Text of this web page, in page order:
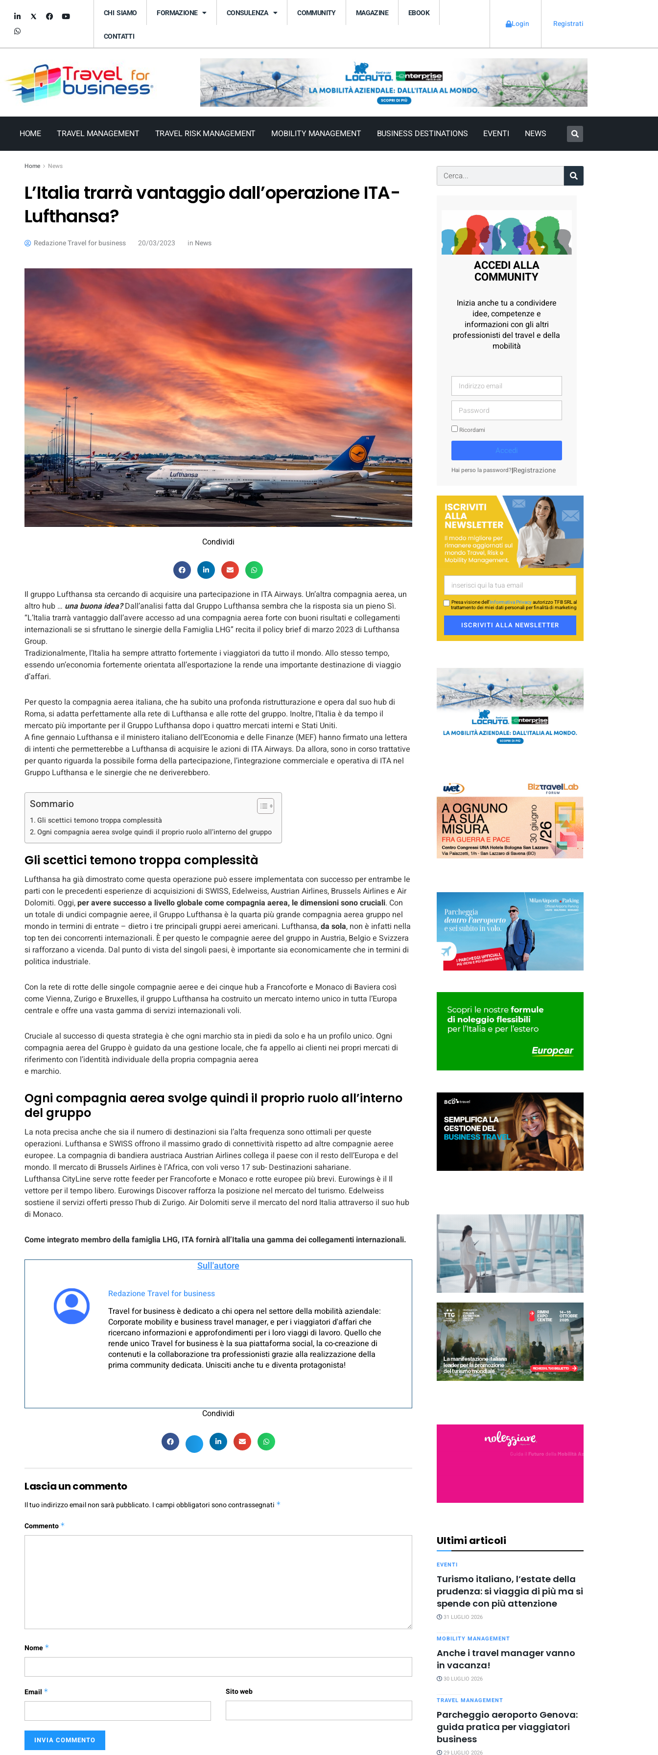
CHI SIAMO FORMAZIONE CONSULENZA COMMUNITY MAGAZINE EBOOK
CONTATTI
Login Registrati
HOME TRAVEL MANAGEMENT TRAVEL RISK MANAGEMENT MOBILITY MANAGEMENT BUSINESS DESTINATIONS EVENTI NEWS
Home News
L’Italia trarrà vantaggio dall’operazione ITA-
Lufthansa?
Redazione Travel for business 20/03/2023 in News
Condividi
Il gruppo Lufthansa sta cercando di acquisire una partecipazione in ITA Airways. Un’altra compagnia aerea, un
altro hub … una buona idea?Dall’analisi fatta dal Gruppo Lufthansa sembra che la risposta sia un pieno Sì.
“L’Italia trarrà vantaggio dall’avere accesso ad una compagnia aerea forte con buoni risultati e collegamenti
internazionali se si sfruttano le sinergie della Famiglia LHG” recita il policy brief di marzo 2023 di Lufthansa
Group.
Tradizionalmente, l’Italia ha sempre attratto fortemente i viaggiatori da tutto il mondo. Allo stesso tempo,
essendo un’economia fortemente orientata all’esportazione la rende una importante destinazione di viaggio
d’affari.
Per questo la compagnia aerea italiana, che ha subito una profonda ristrutturazione e opera dal suo hub di
Roma, si adatta perfettamente alla rete di Lufthansa e alle rotte del gruppo. Inoltre, l’Italia è da tempo il
mercato più importante per il Gruppo Lufthansa dopo i quattro mercati interni e Stati Uniti.
A fine gennaio Lufthansa e il ministero italiano dell’Economia e delle Finanze (MEF) hanno firmato una lettera
di intenti che permetterebbe a Lufthansa di acquisire le azioni di ITA Airways. Da allora, sono in corso trattative
per quanto riguarda la possibile forma della partecipazione, l’integrazione commerciale e operativa di ITA nel
Gruppo Lufthansa e le sinergie che ne deriverebbero.
Sommario
Gli scettici temono troppa complessità
Ogni compagnia aerea svolge quindi il proprio ruolo all’interno del gruppo
Gli scettici temono troppa complessità
Lufthansa ha già dimostrato come questa operazione può essere implementata con successo per entrambe le
parti con le precedenti esperienze di acquisizioni di SWISS, Edelweiss, Austrian Airlines, Brussels Airlines e Air
Dolomiti. Oggi,per avere successo a livello globale come compagnia aerea, le dimensioni sono cruciali. Con
un totale di undici compagnie aeree, il Gruppo Lufthansa è la quarta più grande compagnia aerea gruppo nel
mondo in termini di entrate – dietro i tre principali gruppi aerei americani. Lufthansa,da sola, non è infatti nella
top ten dei concorrenti internazionali. È per questo le compagnie aeree del gruppo in Austria, Belgio e Svizzera
si rafforzano a vicenda. Dal punto di vista del singoli paesi, è importante sia economicamente che in termini di
politica industriale.
Con la rete di rotte delle singole compagnie aeree e dei cinque hub a Francoforte e Monaco di Baviera così
come Vienna, Zurigo e Bruxelles, il gruppo Lufthansa ha costruito un mercato interno unico in tutta l’Europa
centrale e offre una vasta gamma di servizi internazionali voli.
Cruciale al successo di questa strategia è che ogni marchio sta in piedi da solo e ha un profilo unico. Ogni
compagnia aerea del Gruppo è guidato da una gestione locale, che fa appello ai clienti nei propri mercati di
riferimento con l’identità individuale della propria compagnia aerea
e marchio.
Ogni compagnia aerea svolge quindi il proprio ruolo all’interno
del gruppo
La nota precisa anche che sia il numero di destinazioni sia l’alta frequenza sono ottimali per queste
operazioni. Lufthansa e SWISS offrono il massimo grado di connettività rispetto ad altre compagnie aeree
europee. La compagnia di bandiera austriaca Austrian Airlines collega il paese con il resto dell’Europa e del
mondo. Il mercato di Brussels Airlines è l’Africa, con voli verso 17 sub- Destinazioni sahariane.
Lufthansa CityLine serve rotte feeder per Francoforte e Monaco e rotte europee più brevi. Eurowings è il Il
vettore per il tempo libero. Eurowings Discover rafforza la posizione nel mercato del turismo. Edelweiss
sostiene il servizi offerti presso l’hub di Zurigo. Air Dolomiti serve il mercato del nord Italia attraverso il suo hub
di Monaco.
Come integrato membro della famiglia LHG, ITA fornirà all’Italia una gamma dei collegamenti internazionali.
Sull'autore
Redazione Travel for business
Travel for business è dedicato a chi opera nel settore della mobilità aziendale:
Corporate mobility e business travel manager, e per i viaggiatori d'affari che
ricercano informazioni e approfondimenti per i loro viaggi di lavoro. Quello che
rende unico Travel for business è la sua piattaforma social, la co-creazione di
contenuti e la collaborazione tra professionisti grazie alla realizzazione della
prima community dedicata. Unisciti anche tu e diventa protagonista!
Condividi
Lascia un commento
Il tuo indirizzo email non sarà pubblicato. I campi obbligatori sono contrassegnati *
Commento *
Nome *
Email * Sito web
ACCEDI ALLA
COMMUNITY
Inizia anche tu a condividere
idee, competenze e
informazioni con gli altri
professionisti del travel e della
mobilità
Ricordami
Accedi
Hai perso la password?|Registrazione
Presa visione dell’Informativa Privacyautorizzo TFB SRL al
trattamento dei miei dati personali per finalità di marketing
ISCRIVITI ALLA NEWSLETTER
Ultimi articoli
EVENTI
Turismo italiano, l’estate della
prudenza: si viaggia di più ma si
spende con più attenzione
31 LUGLIO 2026
MOBILITY MANAGEMENT
Anche i travel manager vanno
in vacanza!
30 LUGLIO 2026
TRAVEL MANAGEMENT
Parcheggio aeroporto Genova:
guida pratica per viaggiatori
business
29 LUGLIO 2026